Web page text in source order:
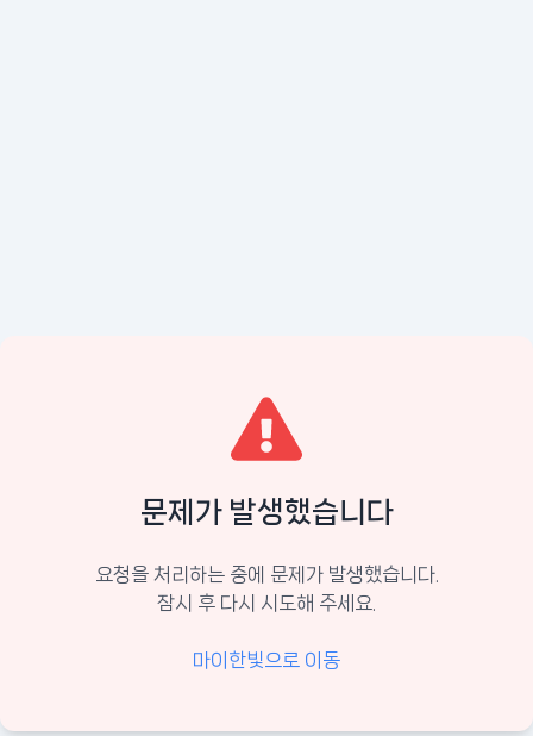
문제가 발생했습니다
요청을 처리하는 중에 문제가 발생했습니다.
잠시 후 다시 시도해 주세요.
마이한빛으로 이동